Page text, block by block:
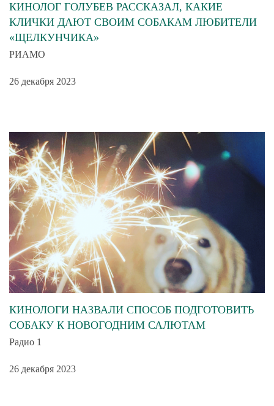
КИНОЛОГ ГОЛУБЕВ РАССКАЗАЛ, КАКИЕ
КЛИЧКИ ДАЮТ СВОИМ СОБАКАМ ЛЮБИТЕЛИ
«ЩЕЛКУНЧИКА»
РИАМО
26 декабря 2023
КИНОЛОГИ НАЗВАЛИ СПОСОБ ПОДГОТОВИТЬ
СОБАКУ К НОВОГОДНИМ САЛЮТАМ
Радио 1
26 декабря 2023